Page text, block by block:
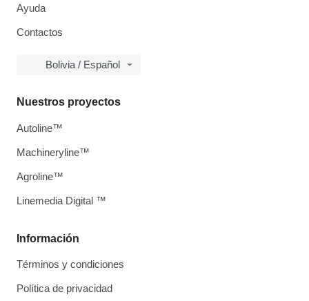
Ayuda
Contactos
Bolivia / Español
Información
Términos y condiciones
Política de privacidad
Nuestros proyectos
Autoline™
Machineryline™
Agroline™
Linemedia Digital ™